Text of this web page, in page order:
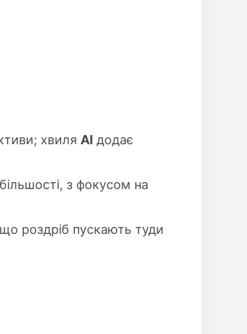
хвиля AI додає
з фокусом на
роздріб пускають туди